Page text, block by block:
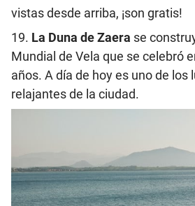
vistas desde arriba, ¡son gratis!
19. La Duna de Zaera se
Mundial de Vela que se celebró
años. A día de hoy es uno de los
relajantes de la ciudad.